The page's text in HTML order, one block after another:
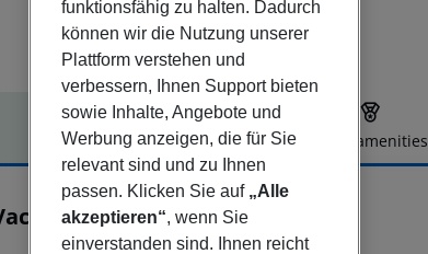
Offer description Hotel amenities
Hotel El Puerto
3
funktionsfähig zu halten. Dadurch
können wir die Nutzung unserer
Plattform verstehen und
verbessern, Ihnen Support bieten
sowie Inhalte, Angebote und
Werbung anzeigen, die für Sie
relevant sind und zu Ihnen
passen. Klicken Sie auf „Alle
akzeptieren“, wenn Sie
einverstanden sind. Ihnen reicht